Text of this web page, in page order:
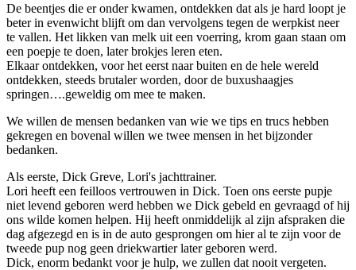
De beentjes die er onder kwamen, ontdekken dat als je hard loopt je
beter in evenwicht blijft om dan vervolgens tegen de werpkist neer
te vallen. Het likken van melk uit een voerring, krom gaan staan om
een poepje te doen, later brokjes leren eten.
Elkaar ontdekken, voor het eerst naar buiten en de hele wereld
ontdekken, steeds brutaler worden, door de buxushaagjes
springen….geweldig om mee te maken.
We willen de mensen bedanken van wie we tips en trucs hebben
gekregen en bovenal willen we twee mensen in het bijzonder
bedanken.
Als eerste, Dick Greve, Lori's jachttrainer.
Lori heeft een feilloos vertrouwen in Dick. Toen ons eerste pupje
niet levend geboren werd hebben we Dick gebeld en gevraagd of hij
ons wilde komen helpen. Hij heeft onmiddelijk al zijn afspraken die
dag afgezegd en is in de auto gesprongen om hier al te zijn voor de
tweede pup nog geen driekwartier later geboren werd.
Dick, enorm bedankt voor je hulp, we zullen dat nooit vergeten.